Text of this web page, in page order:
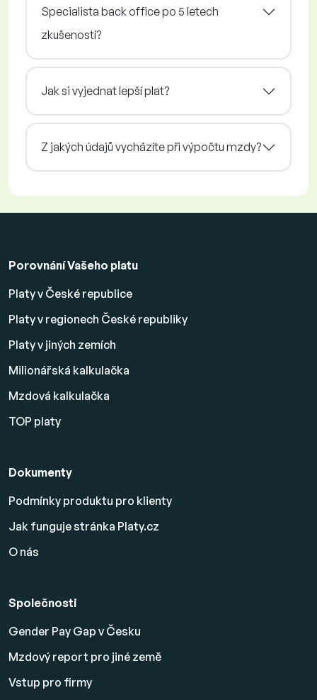
Specialista back office po 5 letech
zkušeností?
Jak si vyjednat lepší plat?
Z jakých údajů vycházíte při výpočtu mzdy?
Porovnání Vašeho platu
Platy v České republice
Platy v regionech České republiky
Platy v jiných zemích
Milionářská kalkulačka
Mzdová kalkulačka
TOP platy
Dokumenty
Podmínky produktu pro klienty
Jak funguje stránka Platy.cz
O nás
Společnosti
Gender Pay Gap v Česku
Mzdový report pro jiné země
Vstup pro firmy